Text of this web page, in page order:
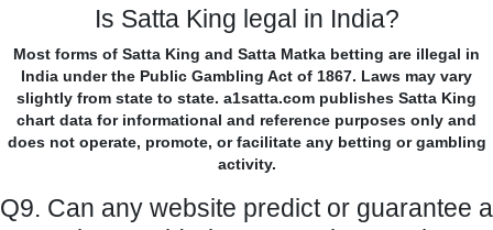
Is Satta King legal in India?
Most forms of Satta King and Satta Matka betting are illegal in
India under the Public Gambling Act of 1867. Laws may vary
slightly from state to state. a1satta.com publishes Satta King
chart data for informational and reference purposes only and
does not operate, promote, or facilitate any betting or gambling
activity.
Q9. Can any website predict or guarantee a